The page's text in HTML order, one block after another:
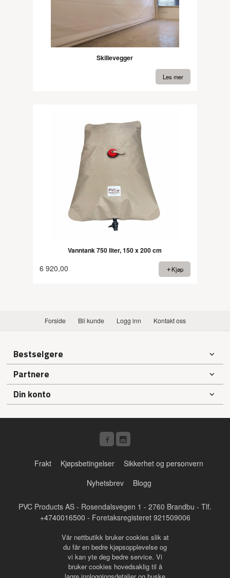
Skillevegger
Les mer
Vanntank 750 liter, 150 x 200 cm
6 920,00 Kjøp
Forside Bli kunde Logg inn Kontakt oss
Bestselgere
Partnere
Din konto
Frakt Kjøpsbetingelser
Sikkerhet og personvern
Nyhetsbrev
Blogg
PVC Products AS - Rosendalsvegen 1 - 2760 Brandbu - Tlf.
+4740016500 - Foretaksregisteret 921509006
Vår nettbutikk bruker cookies slik at
du får en bedre kjøpsopplevelse og
vi kan yte deg bedre service. Vi
bruker cookies hovedsaklig til å